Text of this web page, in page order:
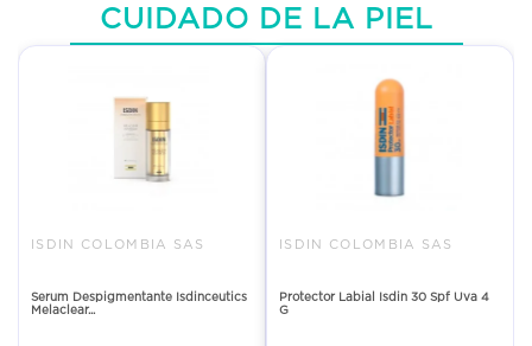
CUIDADO DE LA PIEL
ISDIN COLOMBIA SAS
Serum Despigmentante Isdinceutics
Melaclear...
ISDIN COLOMBIA SAS
Protector Labial Isdin 30 Spf Uva 4
G